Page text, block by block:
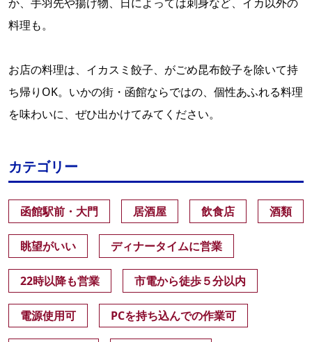
料理も。
お店の料理は、イカスミ餃子、がごめ昆布餃子を除いて持
ち帰りOK。いかの街・函館ならではの、個性あふれる料理
を味わいに、ぜひ出かけてみてください。
カテゴリー
函館駅前・大門 居酒屋 飲食店 酒類
眺望がいい ディナータイムに営業
22時以降も営業 市電から徒歩５分以内
電源使用可 PCを持ち込んでの作業可